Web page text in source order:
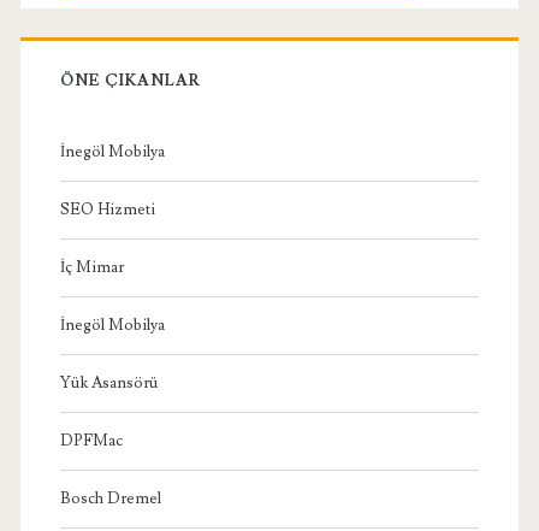
ÖNE ÇIKANLAR
İnegöl Mobilya
SEO Hizmeti
İç Mimar
İnegöl Mobilya
Yük Asansörü
DPFMac
Bosch Dremel